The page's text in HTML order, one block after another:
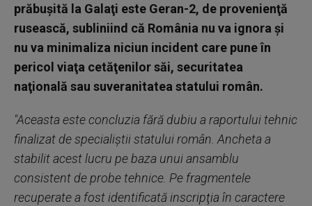
prăbuşită la Galaţi este Geran-2, de provenienţă
rusească, subliniind că România nu va ignora şi
nu va minimaliza niciun incident care pune în
pericol viaţa cetăţenilor săi, securitatea
naţională sau suveranitatea statului român.
"Aceasta este concluzia fără dubiu a raportului tehnic
finalizat de specialiştii statului român. Ancheta a
stabilit acest lucru pe baza unui ansamblu
consistent de probe tehnice. Pe fragmentele
recuperate a fost identificată inscripţia în caractere